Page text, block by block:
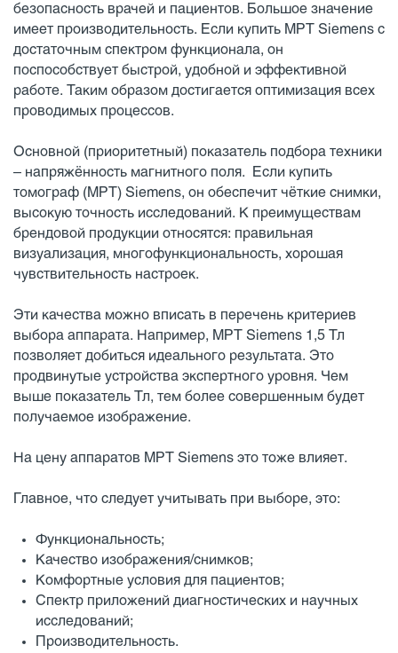
безопасность врачей и пациентов. Большое значение
имеет производительность. Если купить МРТ Siemens с
достаточным спектром функционала, он
поспособствует быстрой, удобной и эффективной
работе. Таким образом достигается оптимизация всех
проводимых процессов.
Основной (приоритетный) показатель подбора техники
– напряжённость магнитного поля. Если купить
томограф (МРТ) Siemens, он обеспечит чёткие снимки,
высокую точность исследований. К преимуществам
брендовой продукции относятся: правильная
визуализация, многофункциональность, хорошая
чувствительность настроек.
Эти качества можно вписать в перечень критериев
выбора аппарата. Например, МРТ Siemens 1,5 Тл
позволяет добиться идеального результата. Это
продвинутые устройства экспертного уровня. Чем
выше показатель Тл, тем более совершенным будет
получаемое изображение.
На цену аппаратов МРТ Siemens это тоже влияет.
Главное, что следует учитывать при выборе, это:
Функциональность;
Качество изображения/снимков;
Комфортные условия для пациентов;
Спектр приложений диагностических и научных
исследований;
Производительность.